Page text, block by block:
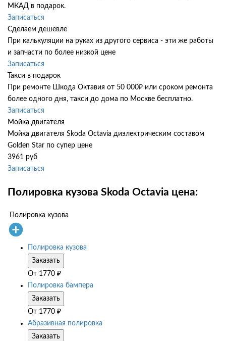
МКАД в подарок.
Записаться
Сделаем дешевле
При калькуляции на руках из другого сервиса - эти же работы
и запчасти по более низкой цене
Записаться
Такси в подарок
При ремонте Шкода Октавия от 50 000₽ или сроком ремонта
более одного дня, такси до дома по Москве бесплатно.
Записаться
Мойка двигателя
Мойка двигателя Skoda Octavia диэлектрическим составом
Golden Star по супер цене
3961 руб
Записаться
Полировка кузова Skoda Octavia цена:
Полировка кузова
Полировка кузова
Заказать
От 1770 ₽
Полировка бампера
Заказать
От 1770 ₽
Абразивная полировка
Заказать